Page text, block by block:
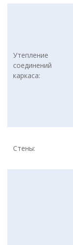
Утепление
соединений
каркаса:
Стены: